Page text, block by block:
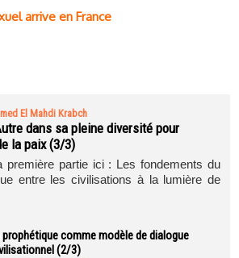
arrive en France
El Mahdi Krabch
dans sa pleine diversité pour
la paix (3/3)
première partie ici : Les fondements du
entre les civilisations à la lumière de
prophétique comme modèle de dialogue
(2/3)